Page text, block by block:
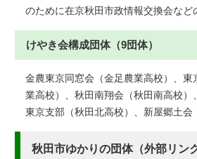
のために在京秋田市政情報交換会など
けやき会構成団体（9団体）
金農東京同窓会（金足農業高校）、
業高校）、秋田南翔会（秋田南高校
東京支部（秋田北高校）、新屋郷土会
秋田市ゆかりの団体（外部リンク